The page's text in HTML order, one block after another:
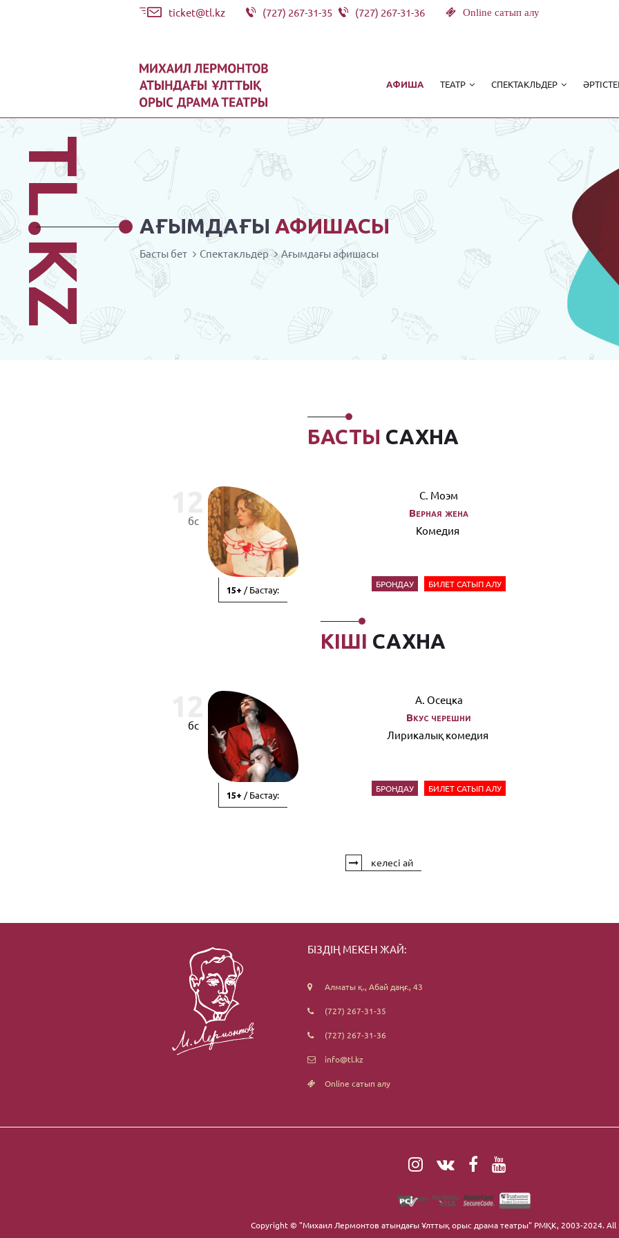
ticket@tl.kz (727) 267-31-35 (727) 267-31-36 Online сатып алу
АФИША ТЕАТР СПЕКТАКЛЬДЕР
АҒЫМДАҒЫ АФИШАСЫ
TL.KZ Басты бет Спектакльдер Ағымдағы афишасы
БАСТЫ САХНА
бс
15+ / Бастау:
С. Моэм
Верная жена
Комедия
БРОНДАУ БИЛЕТ САТЫП АЛУ
КІШІ САХНА
бс
15+ / Бастау:
А. Осецка
Вкус черешни
Лирикалық комедия
БРОНДАУ БИЛЕТ САТЫП АЛУ
келесі ай
БІЗДІҢ МЕКЕН ЖАЙ:
Алматы қ., Абай даңғ., 43
(727) 267-31-35
(727) 267-31-36
info@tl.kz
Online сатып алу
Copyright © "Михаил Лермонтов атындағы Ұлттық орыс драма театры" РМҚК, 2003-2024.